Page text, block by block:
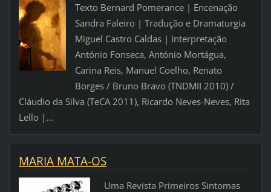
Texto Bernard Pomerance | Encenação
Sandra Faleiro | Tradução e Dramaturgia
Miguel Castro Caldas | Interpretação
António Fonseca, António Mortágua,
Carina Reis, Manuel Coelho, Renato
Borges / Bruno Bravo (TNDMII 2010) /
Cláudio da Silva (TeCA 2011), Ricardo Neves-Neves, Rita
Lello |...
MARIA MATA-OS
Uma Revista Primeiros Sintomas